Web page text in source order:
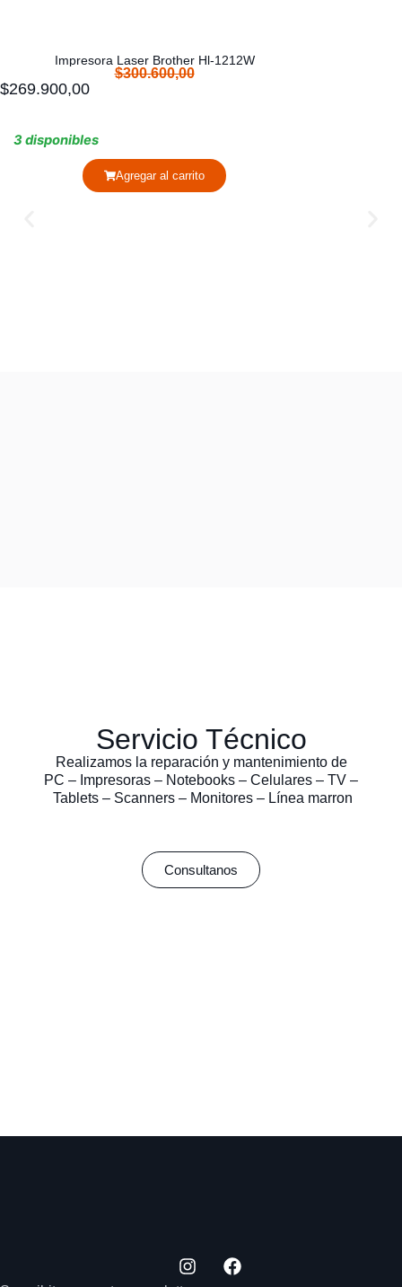
Impresora Laser Brother Hl-1212W
$300.600,00
$269.900,00
3 disponibles
Agregar al carrito
Servicio Técnico
Realizamos la reparación y mantenimiento de
PC – Impresoras – Notebooks – Celulares – TV –
Tablets – Scanners – Monitores – Línea marron
Consultanos